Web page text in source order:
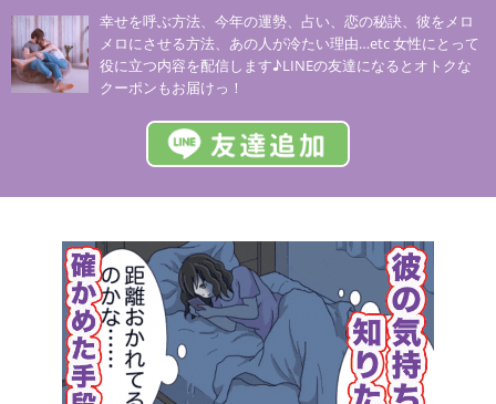
幸せを呼ぶ方法、今年の運勢、占い、恋の秘訣、彼をメロ
メロにさせる方法、あの人が冷たい理由…etc 女性にとって
役に立つ内容を配信します♪LINEの友達になるとオトクな
クーポンもお届けっ！